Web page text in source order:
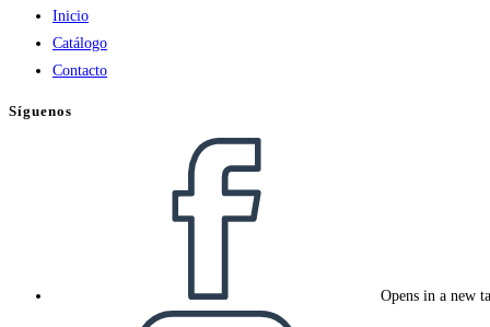
Inicio
Catálogo
Contacto
Síguenos
Opens in a new